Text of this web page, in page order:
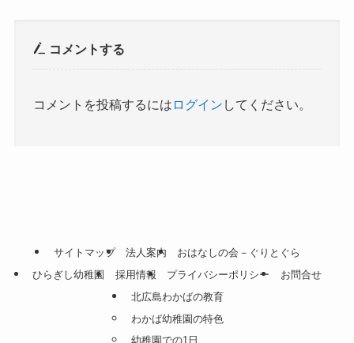
コメントする
コメントを投稿するには ログイン してください。
サイトマップ 法人案内
おはなしの会－ぐりとぐら
ひらぎし幼稚園
採用情報 プライバシーポリシー
お問合せ
北広島わかばの教育
わかば幼稚園の特色
幼稚園での1日